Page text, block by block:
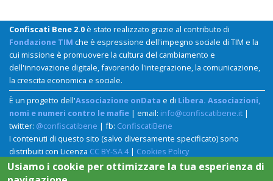
Confiscati Bene 2.0è stato realizzato grazie al contributo di
Fondazione TIM che è espressione dell'impegno sociale di TIM e la
cui missione è promuovere la cultura del cambiamento e
dell'innovazione digitale, favorendo l'integrazione, la comunicazione,
la crescita economica e sociale.
È un progetto dell'Associazione onData e di Libera. Associazioni,
nomi e numeri contro le mafie | email: info@confiscatibene.it |
twitter: @confiscatibene | fb: ConfiscatiBene
I contenuti di questo sito (salvo diversamente specificato) sono
distribuiti con Licenza CC BY-SA 4| Cookies Policy
Usiamo i cookie per ottimizzare la tua esperienza di